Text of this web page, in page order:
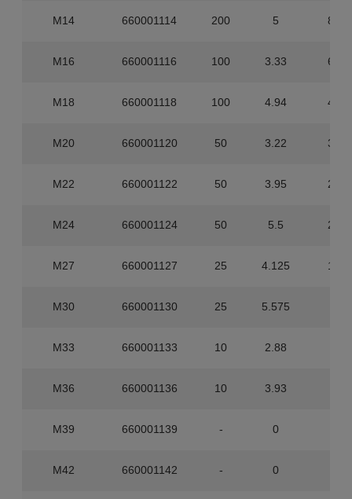
M14 660001114 200 5 800
M16 660001116 100 3.33 600
M18 660001118 100 4.94 400
M20 660001120 50 3.22 300
M22 660001122 50 3.95 200
M24 660001124 50 5.5 200
M27 660001127 25 4.125 100
M30 660001130 25 5.575
M33 660001133 10 2.88
M36 660001136 10 3.93
M39 660001139 - 0
M42 660001142 - 0